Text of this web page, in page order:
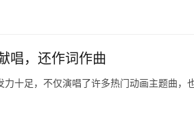
唱，还作词作曲
十足，不仅演唱了许多热门动画主题曲，